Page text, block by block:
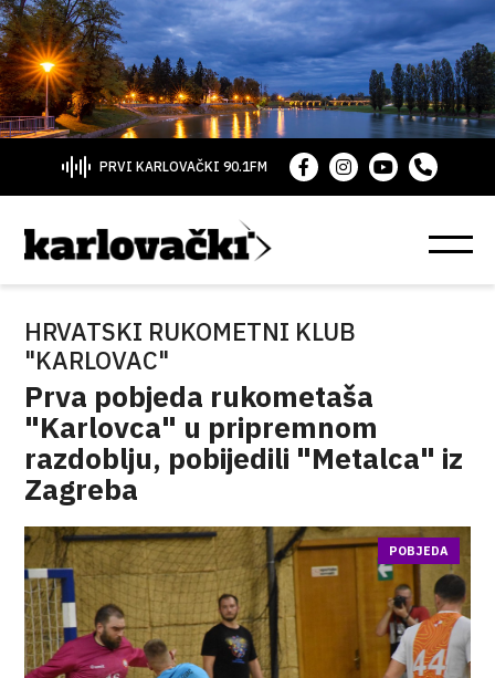
PRVI KARLOVAČKI 90.1FM
HRVATSKI RUKOMETNI KLUB
"KARLOVAC"
Prva pobjeda rukometaša
"Karlovca" u pripremnom
razdoblju, pobijedili "Metalca" iz
Zagreba
POBJEDA